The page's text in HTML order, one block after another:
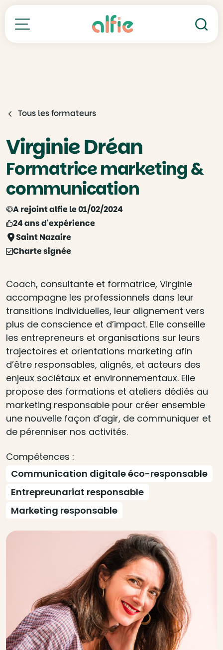
Toutes nos formations
Tous les formateurs
Virginie Dréan
Formatrice marketing &
communication
A rejoint alfie le 01/02/2024
24 ans d'expérience
Saint Nazaire
Charte signée
Coach, consultante et formatrice, Virginie
accompagne les professionnels dans leur
transitions individuelles, leur alignement vers
plus de conscience et d’impact. Elle conseille
les entrepreneurs et organisations sur leurs
trajectoires et orientations marketing afin
d’être responsables, alignés, et acteurs des
enjeux sociétaux et environnementaux. Elle
propose des formations et ateliers dédiés au
marketing responsable pour créer ensemble
une nouvelle façon d’agir, de communiquer et
de pérenniser nos activités.
Compétences :
Communication digitale éco-responsable
Entrepreunariat responsable
Marketing responsable